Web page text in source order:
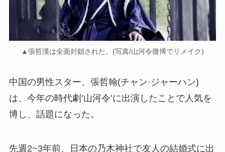
▲張哲漢は全面封鎖された。(写真/山河令微博でリメイク)
中国の男性スター、張哲翰(チャン·ジャーハン)
は、今年の時代劇’山河令’に出演したことで人気を
博し、話題になった。
先週2~3年前、日本の乃木神社で友人の結婚式に出